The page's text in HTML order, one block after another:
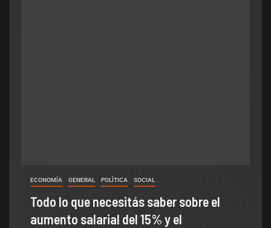
ECONOMÍA GENERAL POLÌTICA SOCIAL
Todo lo que necesitás saber sobre el
aumento salarial del 15% y el